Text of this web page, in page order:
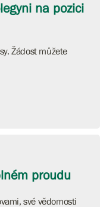
na pozici
Žádost můžete
proudu
své vědomosti